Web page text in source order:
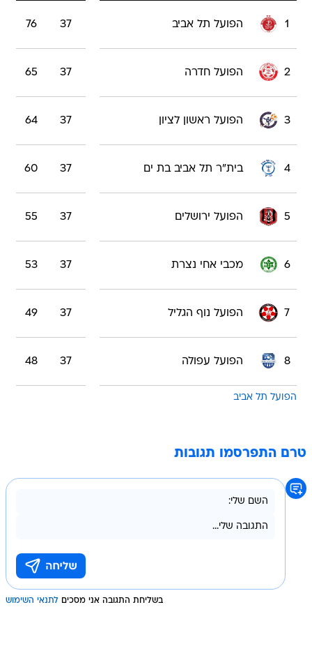
1 הפועל תל אביב 37
76
2 הפועל חדרה 37
65
3 הפועל ראשון לציון 37
64
4 בית"ר תל אביב בת ים 37
60
5 הפועל ירושלים 37
55
6 מכבי אחי נצרת 37
53
7 הפועל נוף הגליל 37
49
8 הפועל עפולה 37
48
הפועל תל אביב
טרם התפרסמו תגובות
בשליחת התגובה אני מסכים לתנאי השימוש